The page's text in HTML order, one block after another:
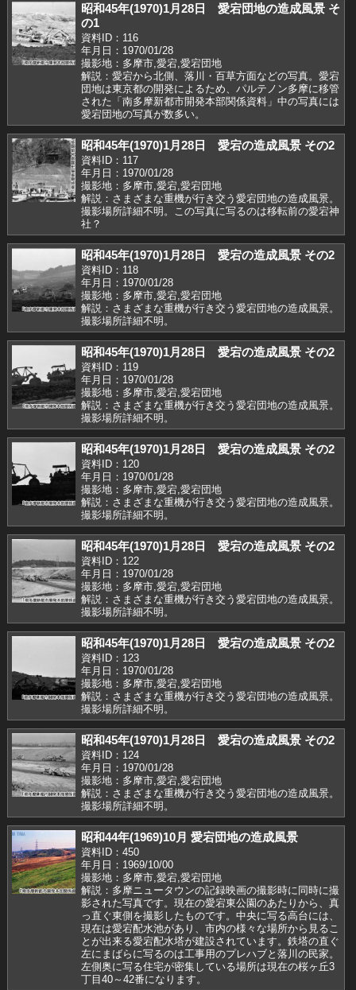
昭和45年(1970)1月28日 愛宕団地の造成風景 そ
の1
資料ID：116
年月日：1970/01/28
撮影地：多摩市,愛宕,愛宕団地
解説：愛宕から北側、落川・百草方面などの写真。愛宕
団地は東京都の開発によるため、パルテノン多摩に移管
された「南多摩新都市開発本部関係資料」中の写真には
愛宕団地の写真が数多い。
昭和45年(1970)1月28日 愛宕の造成風景 その2
資料ID：117
年月日：1970/01/28
撮影地：多摩市,愛宕,愛宕団地
解説：さまざまな重機が行き交う愛宕団地の造成風景。
撮影場所詳細不明。この写真に写るのは移転前の愛宕神
社？
昭和45年(1970)1月28日 愛宕の造成風景 その2
資料ID：118
年月日：1970/01/28
撮影地：多摩市,愛宕,愛宕団地
解説：さまざまな重機が行き交う愛宕団地の造成風景。
撮影場所詳細不明。
昭和45年(1970)1月28日 愛宕の造成風景 その2
資料ID：119
年月日：1970/01/28
撮影地：多摩市,愛宕,愛宕団地
解説：さまざまな重機が行き交う愛宕団地の造成風景。
撮影場所詳細不明。
昭和45年(1970)1月28日 愛宕の造成風景 その2
資料ID：120
年月日：1970/01/28
撮影地：多摩市,愛宕,愛宕団地
解説：さまざまな重機が行き交う愛宕団地の造成風景。
撮影場所詳細不明。
昭和45年(1970)1月28日 愛宕の造成風景 その2
資料ID：122
年月日：1970/01/28
撮影地：多摩市,愛宕,愛宕団地
解説：さまざまな重機が行き交う愛宕団地の造成風景。
撮影場所詳細不明。
昭和45年(1970)1月28日 愛宕の造成風景 その2
資料ID：123
年月日：1970/01/28
撮影地：多摩市,愛宕,愛宕団地
解説：さまざまな重機が行き交う愛宕団地の造成風景。
撮影場所詳細不明。
昭和45年(1970)1月28日 愛宕の造成風景 その2
資料ID：124
年月日：1970/01/28
撮影地：多摩市,愛宕,愛宕団地
解説：さまざまな重機が行き交う愛宕団地の造成風景。
撮影場所詳細不明。
昭和44年(1969)10月 愛宕団地の造成風景
資料ID：450
年月日：1969/10/00
撮影地：多摩市,愛宕,愛宕団地
解説：多摩ニュータウンの記録映画の撮影時に同時に撮
影された写真です。現在の愛宕東公園のあたりから、真
っ直ぐ東側を撮影したものです。中央に写る高台には、
現在は愛宕配水池があり、市内の様々な場所から見るこ
とが出来る愛宕配水塔が建設されています。鉄塔の直ぐ
左にまばらに写るのは工事用のプレハブと落川の民家。
左側奥に写る住宅が密集している場所は現在の桜ヶ丘3
丁目40～42番になります。